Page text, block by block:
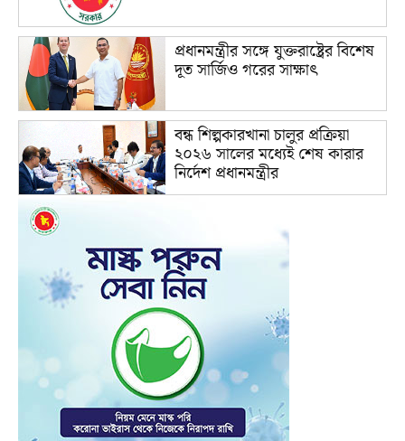
প্রধানমন্ত্রীর সঙ্গে যুক্তরাষ্ট্রের বিশেষ
দূত সার্জিও গরের সাক্ষাৎ
বন্ধ শিল্পকারখানা চালুর প্রক্রিয়া
২০২৬ সালের মধ্যেই শেষ কারার
নির্দেশ প্রধানমন্ত্রীর